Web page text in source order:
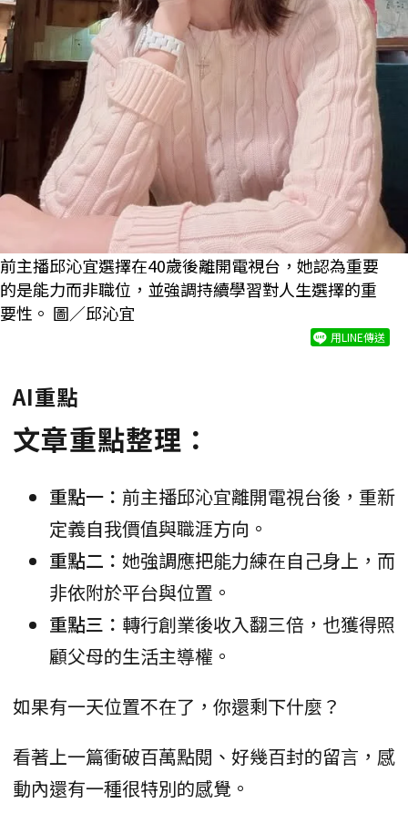
前主播邱沁宜選擇在40歲後離開電視台，她認為重要
的是能力而非職位，並強調持續學習對人生選擇的重
要性。 圖／邱沁宜
用LINE傳送
AI重點
文章重點整理：
重點一： 前主播邱沁宜離開電視台後，重新
定義自我價值與職涯方向。
重點二： 她強調應把能力練在自己身上，而
非依附於平台與位置。
重點三： 轉行創業後收入翻三倍，也獲得照
顧父母的生活主導權。
如果有一天位置不在了，你還剩下什麼？
看著上一篇衝破百萬點閱、好幾百封的留言，感
動內還有一種很特別的感覺。